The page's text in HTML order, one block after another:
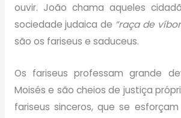
ouvir. João chama aqueles
sociedade judaica de “raça de
são os fariseus e saduceus.
Os fariseus professam grande
Moisés e são cheios de justiça
fariseus sinceros, que se